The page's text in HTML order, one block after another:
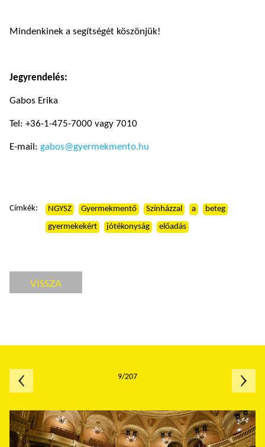
Mindenkinek a segítségét köszönjük!
Jegyrendelés:
Gabos Erika
Tel: +36-1-475-7000 vagy 7010
E-mail: gabos@gyermekmento.hu
Címkék: NGYSZ Gyermekmentő Színházzal a
beteg
gyermekekért
jótékonyság előadás
VISSZA
9/207